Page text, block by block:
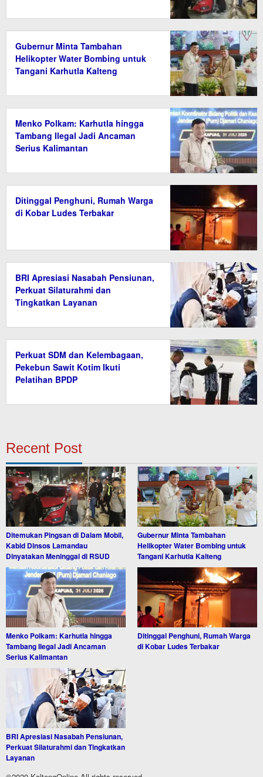
Gubernur Minta Tambahan
Helikopter Water Bombing untuk
Tangani Karhutla Kalteng
Menko Polkam: Karhutla hingga
Tambang Ilegal Jadi Ancaman
Serius Kalimantan
Ditinggal Penghuni, Rumah Warga
di Kobar Ludes Terbakar
BRI Apresiasi Nasabah Pensiunan,
Perkuat Silaturahmi dan
Tingkatkan Layanan
Perkuat SDM dan Kelembagaan,
Pekebun Sawit Kotim Ikuti
Pelatihan BPDP
Recent Post
Ditemukan Pingsan di Dalam Mobil,
Kabid Dinsos Lamandau
Dinyatakan Meninggal di RSUD
Gubernur Minta Tambahan
Helikopter Water Bombing untuk
Tangani Karhutla Kalteng
Menko Polkam: Karhutla hingga
Tambang Ilegal Jadi Ancaman
Serius Kalimantan
Ditinggal Penghuni, Rumah Warga
di Kobar Ludes Terbakar
BRI Apresiasi Nasabah Pensiunan,
Perkuat Silaturahmi dan Tingkatkan
Layanan